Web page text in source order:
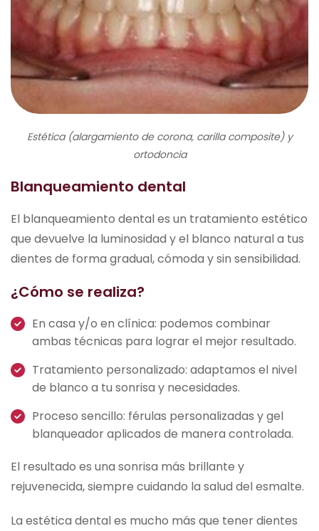
Estética (alargamiento de corona, carilla composite) y
ortodoncia
Blanqueamiento dental
El blanqueamiento dental es un tratamiento estético
que devuelve la luminosidad y el blanco natural a tus
dientes de forma gradual, cómoda y sin sensibilidad.
¿Cómo se realiza?
En casa y/o en clínica: podemos combinar
ambas técnicas para lograr el mejor resultado.
Tratamiento personalizado: adaptamos el nivel
de blanco a tu sonrisa y necesidades.
Proceso sencillo: férulas personalizadas y gel
blanqueador aplicados de manera controlada.
El resultado es una sonrisa más brillante y
rejuvenecida, siempre cuidando la salud del esmalte.
La estética dental es mucho más que tener dientes